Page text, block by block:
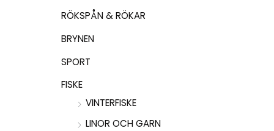
RÖKSPÅN & RÖKAR
BRYNEN
SPORT
FISKE
VINTERFISKE
LINOR OCH GARN